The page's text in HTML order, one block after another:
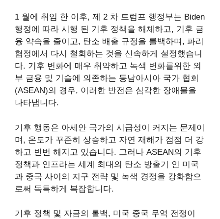
1 월에 취임 한 이후, 제 2 차 트럼프 행정부는 Biden
행정에 따라 시행 된 기후 정책을 해체하고, 기후 금
융 약속을 줄이고, 탄소 배출 규정을 롤백하며, 파리
협정에서 다시 철회하는 것을 신속하게 설정했습니
다. 기후 변화에 매우 취약하고 녹색 변화를위한 외
부 금융 및 기술에 의존하는 동남아시아 국가 협회
(ASEAN)의 경우, 이러한 반전은 심각한 장애물을
나타냅니다.
기후 행동은 아세안 국가의 시급성이 커지는 문제이
며, 온도가 꾸준히 상승하고 자연 재해가 점점 더 강
하고 빈번 해지고 있습니다. 그러나 ASEAN의 기후
정책과 인프라는 세계 최대의 탄소 방출기 인 미국
과 중국 사이의 지구 전략 및 녹색 경쟁을 강화함으
로써 독특하게 복잡합니다.
기후 정책 및 자금의 롤백, 미국 중국 무역 전쟁이